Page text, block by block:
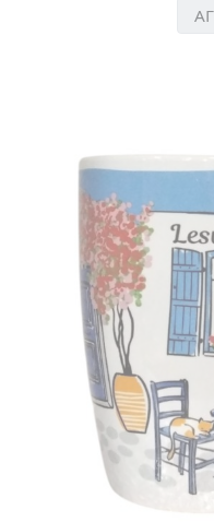
ΧΡΙΣΤΟΥΓΕΝΝΙΑΤΙΚΕΣ
ΜΠΑΛΕΣ